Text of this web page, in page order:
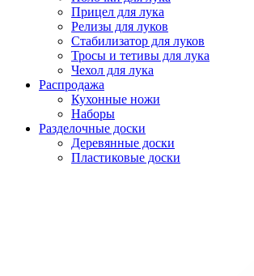
Прицел для лука
Релизы для луков
Стабилизатор для луков
Тросы и тетивы для лука
Чехол для лука
Распродажа
Кухонные ножи
Наборы
Разделочные доски
Деревянные доски
Пластиковые доски